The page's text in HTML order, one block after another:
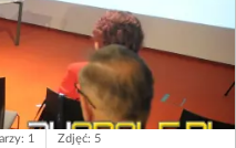
1 Zdjęć: 5